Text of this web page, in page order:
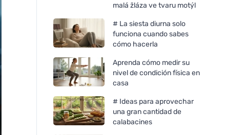
malá žláza ve tvaru motýl
# La siesta diurna solo
funciona cuando sabes
cómo hacerla
Aprenda cómo medir su
nivel de condición física en
casa
# Ideas para aprovechar
una gran cantidad de
calabacines